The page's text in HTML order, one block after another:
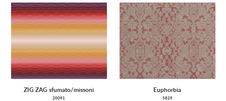
ZIG ZAG sfumato/missoni
20091
Euphorbia
5829